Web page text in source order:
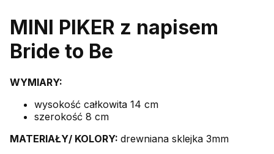
MINI PIKER z napisem
Bride to Be
WYMIARY:
wysokość całkowita 14 cm
szerokość 8 cm
MATERIAŁY/ KOLORY: drewniana sklejka 3mm